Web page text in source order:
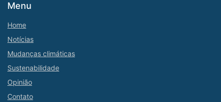
Menu
Home
Notícias
Mudanças climáticas
Sustenabilidade
Opinião
Contato